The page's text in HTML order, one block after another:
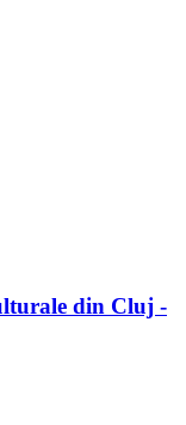
din Cluj -